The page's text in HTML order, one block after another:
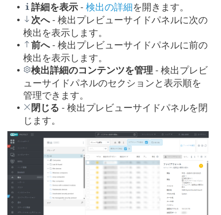
• 詳細を表示 - 検出の詳細を開きます。
• 次へ- 検出プレビューサイドパネルに次の
検出を表示します。
• 前へ- 検出プレビューサイドパネルに前の
検出を表示します。
• 検出詳細のコンテンツを管理 - 検出プレビ
ューサイドパネルのセクションと表示順を
管理できます。
• 閉じる - 検出プレビューサイドパネルを閉
じます。